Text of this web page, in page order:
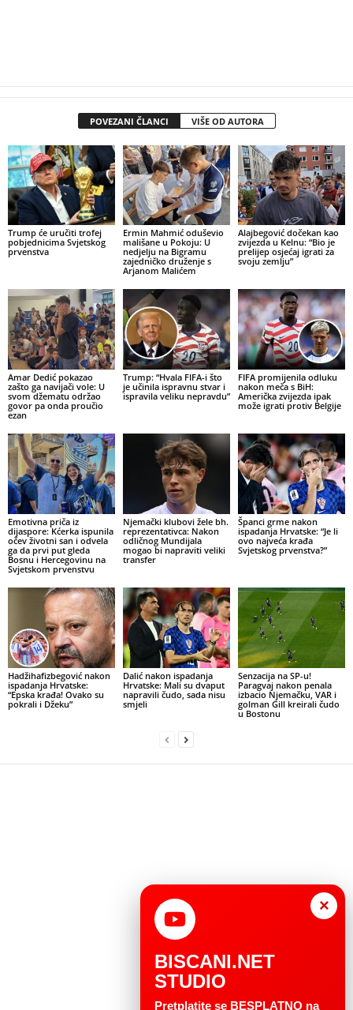
POVEZANI ČLANCI VIŠE OD AUTORA
Trump će uručiti trofej
pobjednicima Svjetskog
prvenstva
Ermin Mahmić oduševio
mališane u Pokoju: U
nedjelju na Bigramu
zajedničko druženje s
Arjanom Malićem
Alajbegović dočekan kao
zvijezda u Kelnu: “Bio je
prelijep osjećaj igrati za
svoju zemlju”
Amar Dedić pokazao
zašto ga navijači vole: U
svom džematu održao
govor pa onda proučio
ezan
Trump: “Hvala FIFA-i što
je učinila ispravnu stvar i
ispravila veliku nepravdu”
FIFA promijenila odluku
nakon meča s BiH:
Američka zvijezda ipak
može igrati protiv Belgije
Emotivna priča iz
dijaspore: Kćerka ispunila
očev životni san i odvela
ga da prvi put gleda
Bosnu i Hercegovinu na
Svjetskom prvenstvu
Njemački klubovi žele bh.
reprezentativca: Nakon
odličnog Mundijala
mogao bi napraviti veliki
transfer
Španci grme nakon
ispadanja Hrvatske: “Je li
ovo najveća krađa
Svjetskog prvenstva?”
Hadžihafizbegović nakon
ispadanja Hrvatske:
“Epska krađa! Ovako su
pokrali i Džeku”
Dalić nakon ispadanja
Hrvatske: Mali su dvaput
napravili čudo, sada nisu
smjeli
Senzacija na SP-u!
Paragvaj nakon penala
izbacio Njemačku, VAR i
golman Gill kreirali čudo
u Bostonu
×
BISCANI.NET
STUDIO
Pretplatite se BESPLATNO na